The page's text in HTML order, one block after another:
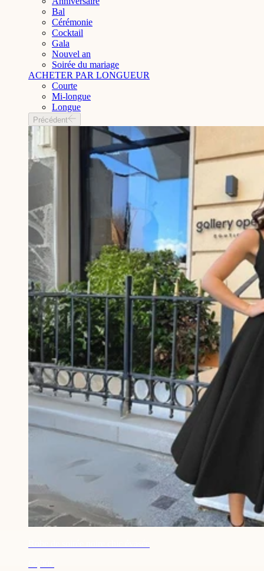
Bal
Cérémonie
Cocktail
Gala
Nouvel an
Soirée du mariage
ACHETER PAR LONGUEUR
Courte
Mi-longue
Longue
Précédent